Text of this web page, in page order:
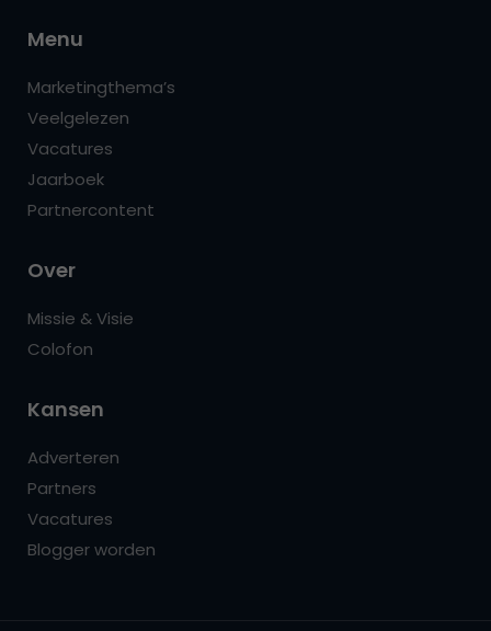
Menu
Marketingthema’s
Veelgelezen
Vacatures
Jaarboek
Partnercontent
Over
Missie & Visie
Colofon
Kansen
Adverteren
Partners
Vacatures
Blogger worden